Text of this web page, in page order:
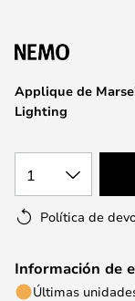
galería
imágenes
Applique de
Lighting
1
Política de
Información de
Últimas